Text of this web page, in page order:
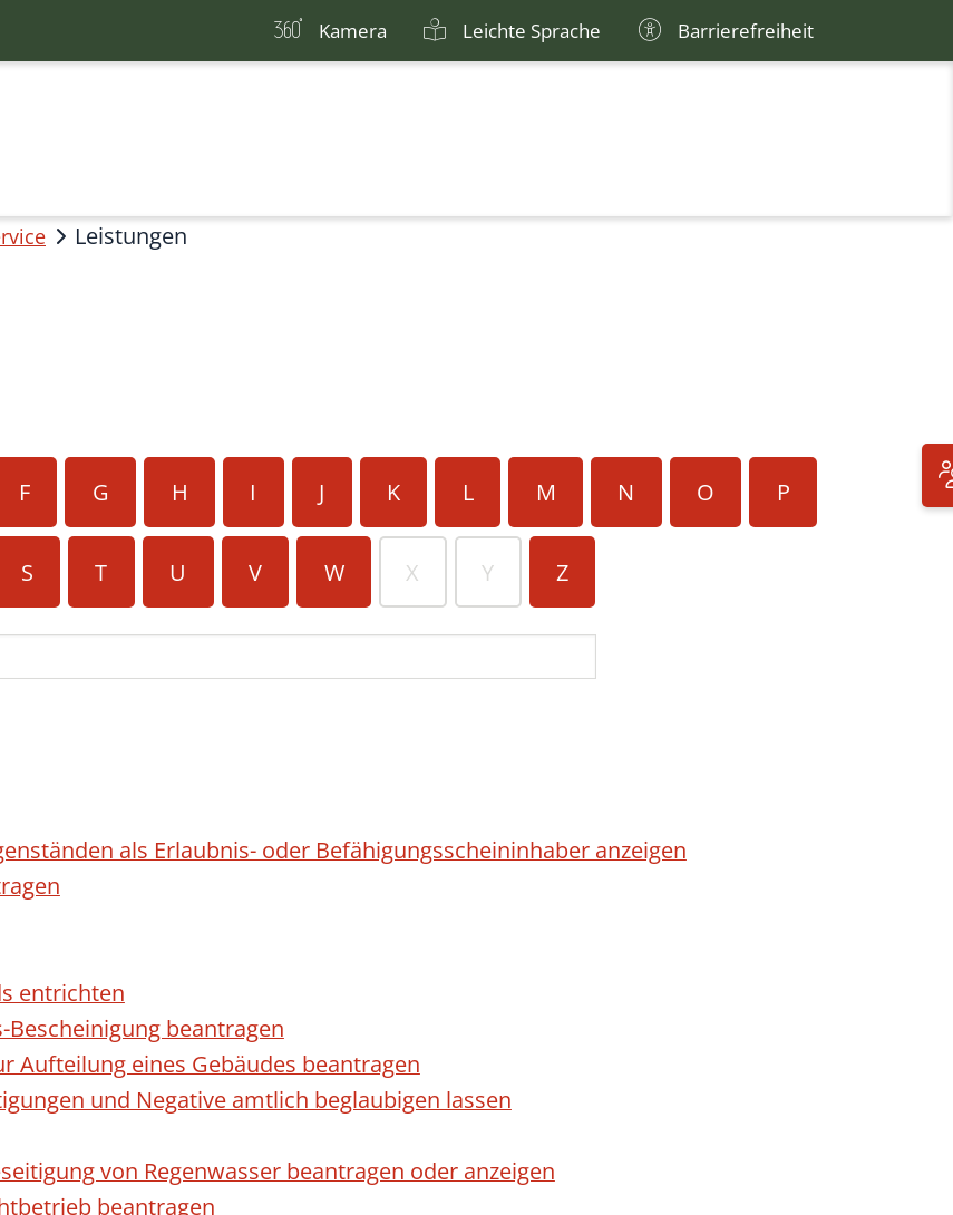
Kamera Leichte Sprache Barrierefreiheit
Leistungen
F G H I J K L M N O P
S T U V W X Y Z
als Erlaubnis- oder Befähigungsscheininhaber anzeigen
entrichten
beantragen
Aufteilung eines Gebäudes beantragen
und Negative amtlich beglaubigen lassen
von Regenwasser beantragen oder anzeigen
beantragen